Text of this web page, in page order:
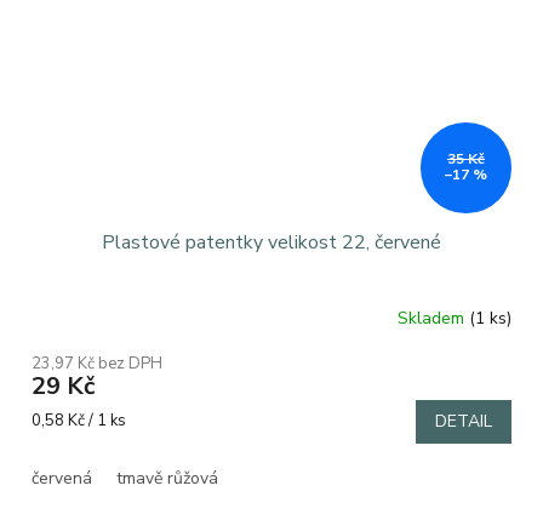
35 Kč
–17 %
Plastové patentky velikost 22, červené
Skladem (1 ks)
23,97 Kč bez DPH
29 Kč
Měrná
0,58 Kč / 1 ks DETAIL
červená tmavě růžová